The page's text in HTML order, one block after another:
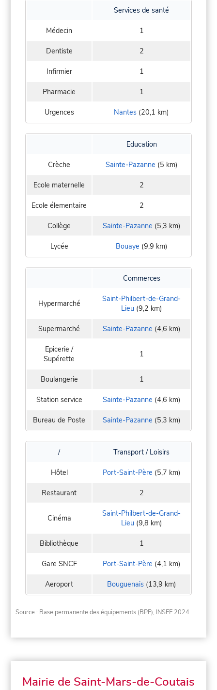
Services de santé
Médecin 1
Dentiste 2
Infirmier 1
Pharmacie 1
Urgences Nantes (20,1 km)
Education
Crèche Sainte-Pazanne (5 km)
Ecole maternelle 2
Ecole élementaire 2
Collège Sainte-Pazanne (5,3 km)
Lycée Bouaye (9,9 km)
Commerces
Hypermarché
Saint-Philbert-de-Grand-
Lieu (9,2 km)
Supermarché Sainte-Pazanne (4,6 km)
Epicerie /
Supérette
1
Boulangerie 1
Station service Sainte-Pazanne (4,6 km)
Bureau de Poste Sainte-Pazanne (5,3 km)
/ Transport / Loisirs
Hôtel Port-Saint-Père (5,7 km)
Restaurant 2
Cinéma
Saint-Philbert-de-Grand-
Lieu (9,8 km)
Bibliothèque 1
Gare SNCF Port-Saint-Père (4,1 km)
Aeroport Bouguenais(13,9 km)
Source : Base permanente des équipements (BPE), INSEE 2024.
Mairie de Saint-Mars-de-Coutais